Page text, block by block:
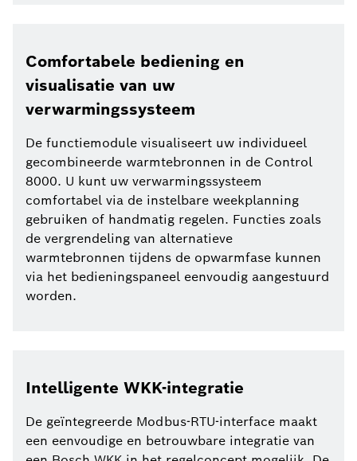
Comfortabele bediening en
visualisatie van uw
verwarmingssysteem
De functiemodule visualiseert uw individueel
gecombineerde warmtebronnen in de Control
8000. U kunt uw verwarmingssysteem
comfortabel via de instelbare weekplanning
gebruiken of handmatig regelen. Functies zoals
de vergrendeling van alternatieve
warmtebronnen tijdens de opwarmfase kunnen
via het bedieningspaneel eenvoudig aangestuurd
worden.
Intelligente WKK-integratie
De geïntegreerde Modbus-RTU-interface maakt
een eenvoudige en betrouwbare integratie van